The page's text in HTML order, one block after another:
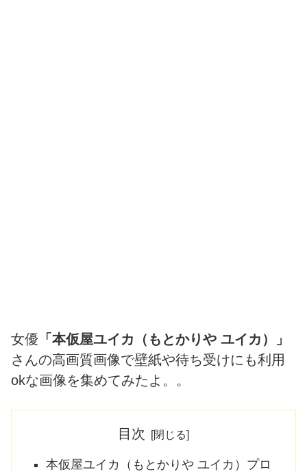
女優 「本仮屋ユイカ（もとかりや ユイカ）」
さんの高画質画像で壁紙や待ち受けにも利用
okな画像を集めてみたよ。。
目次
本仮屋ユイカ（もとかりや ユイカ）プロ